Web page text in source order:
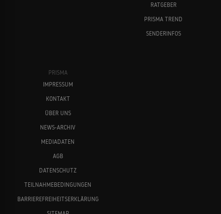
RATGEBER
PRISMA TREND
SENDERINFOS
PRISMA
IMPRESSUM
KONTAKT
ÜBER UNS
NEWS-ARCHIV
MEDIADATEN
AGB
DATENSCHUTZ
TEILNAHMEBEDINGUNGEN
BARRIEREFREIHEITSERKLÄRUNG